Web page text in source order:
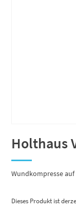
Holthaus
Wundkompresse
Dieses Produkt ist